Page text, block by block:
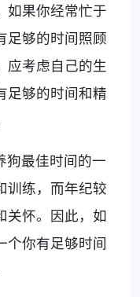
如果你经常忙于
足够的时间照顾
应考虑自己的生
足够的时间和精
狗最佳时间的一
训练，而年纪较
关怀。因此，如
个你有足够时间